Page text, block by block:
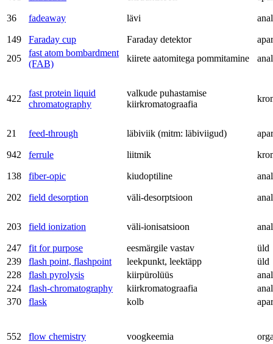
36 fadeaway lävi
149 Faraday cup Faraday detektor
205
fast atom bombardment
(FAB)
kiirete aatomitega pommitamine
422
fast protein liquid
chromatography
valkude puhastamise
kiirkromatograafia
21 feed-through läbiviik (mitm: läbiviigud)
942 ferrule liitmik
138 fiber-opic kiudoptiline
202 field desorption väli-desorptsioon
203 field ionization väli-ionisatsioon
247 fit for purpose eesmärgile vastav
üld
239
flash point, flashpoint leekpunkt, leektäpp
üld
228
flash pyrolysis kiirpürolüüs
224
flash-chromatography kiirkromatograafia
370
flask kolb
552 flow chemistry voogkeemia